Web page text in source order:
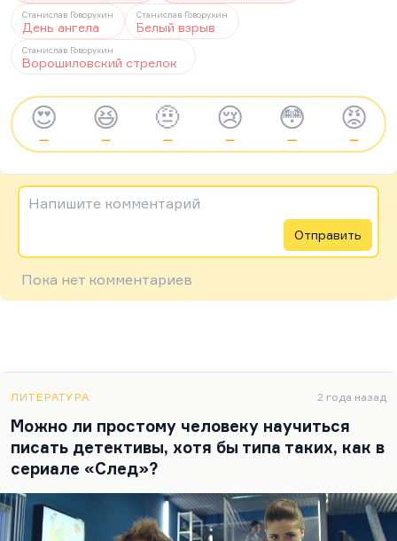
Станислав Говорухин
День ангела
Станислав Говорухин
Белый взрыв
Станислав Говорухин
Ворошиловский стрелок
😍
—
😆
—
🤨
—
😢
—
😳
—
😡
—
Напишите комментарий
Отправить
Пока нет комментариев
ЛИТЕРАТУРА 2 года назад
Можно ли простому человеку научиться
писать детективы, хотя бы типа таких, как в
сериале «След»?